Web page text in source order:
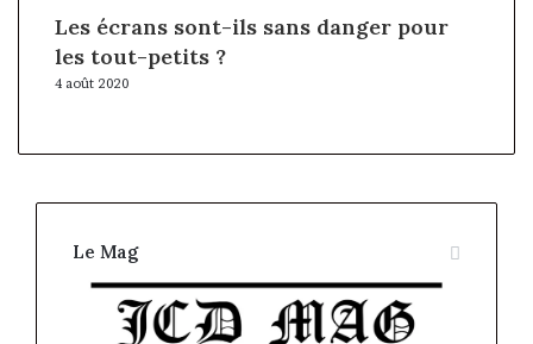
Les écrans sont-ils sans danger pour
les tout-petits ?
4 août 2020
Le Mag